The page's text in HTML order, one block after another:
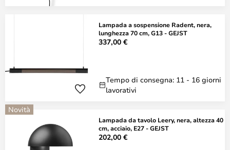
Lampada a sospensione Radent, nera,
lunghezza 70 cm, G13 - GEJST
337,00 €
Tempo di consegna: 11 - 16 giorni
lavorativi
Novità
Lampada da tavolo Leery, nera, altezza 40
cm, acciaio, E27 - GEJST
202,00 €